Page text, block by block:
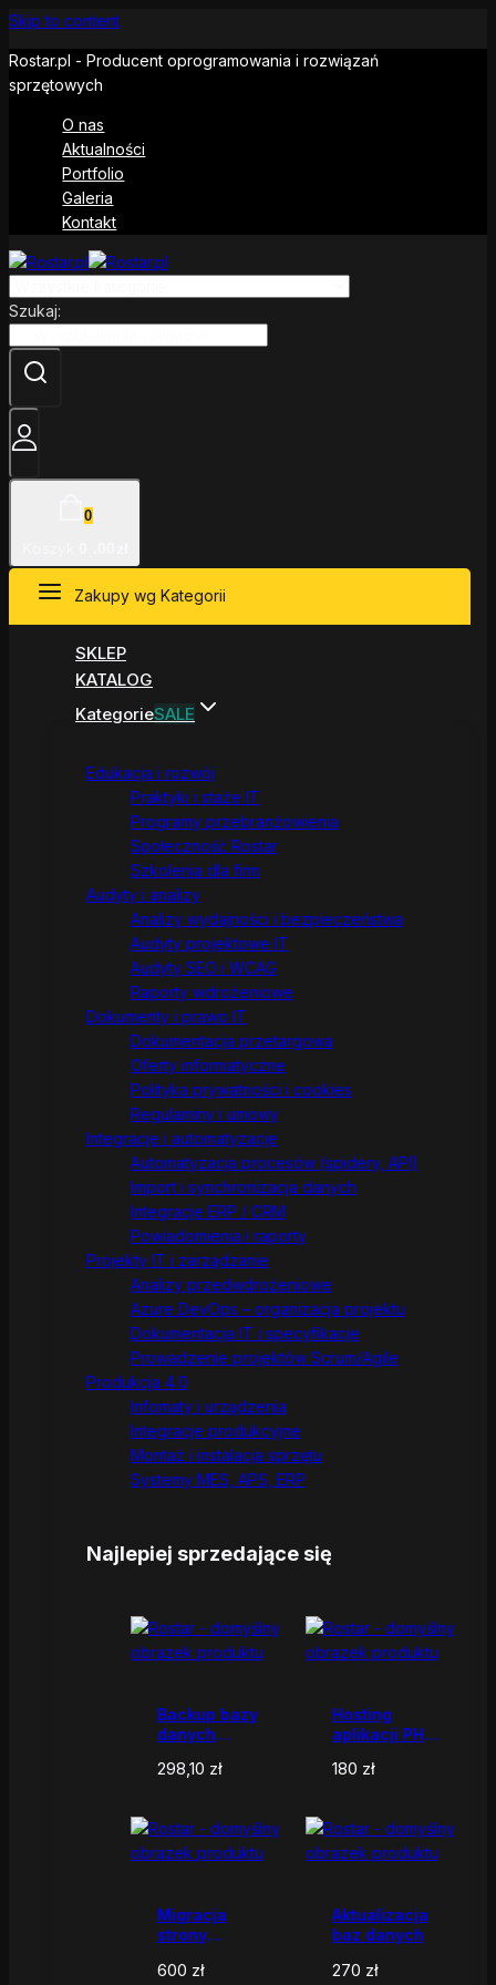
Skip to content
Rostar.pl - Producent oprogramowania i rozwiązań
sprzętowych
O nas
Aktualności
Portfolio
Galeria
Kontakt
Szukaj:
0
Zakupy wg Kategorii
SKLEP
KATALOG
KategorieSALE
Edukacja i rozwój
Praktyki i staże IT
Programy przebranżowienia
Społeczność Rostar
Szkolenia dla firm
Audyty i analizy
Analizy wydajności i bezpieczeństwa
Audyty projektowe IT
Audyty SEO i WCAG
Raporty wdrożeniowe
Dokumenty i prawo IT
Dokumentacja przetargowa
Oferty informatyczne
Polityka prywatności i cookies
Regulaminy i umowy
Integracje i automatyzacje
Automatyzacja procesów (spidery, API)
Import i synchronizacja danych
Integracje ERP / CRM
Powiadomienia i raporty
Projekty IT i zarządzanie
Analizy przedwdrożeniowe
Azure DevOps – organizacja projektu
Dokumentacja IT i specyfikacje
Prowadzenie projektów Scrum/Agile
Produkcja 4.0
Infomaty i urządzenia
Integracje produkcyjne
Montaż i instalacja sprzętu
Systemy MES, APS, ERP
Najlepiej sprzedające się
Backup bazy
danych
298,10 zł
Hosting
aplikacji PHP /
StarFrame
180 zł
Migracja
strony
nowy serwer
600 zł
Aktualizacja
baz danych
270 zł